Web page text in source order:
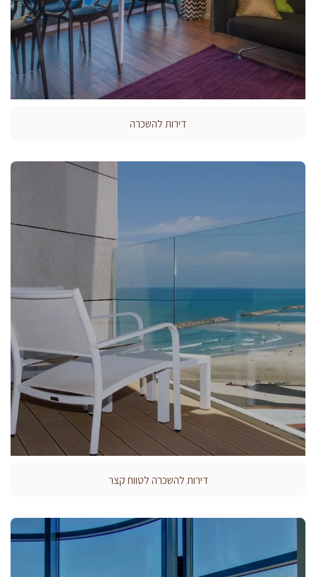
דירות להשכרה
דירות להשכרה לטווח קצר